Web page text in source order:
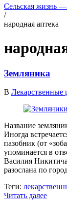
Сельская жизнь —
/
народная аптека
Земляника
В Лекарственные
Название
Иногда
пазобник (от
упоминается в
Василия
разослана по
Теги:
Читать далее